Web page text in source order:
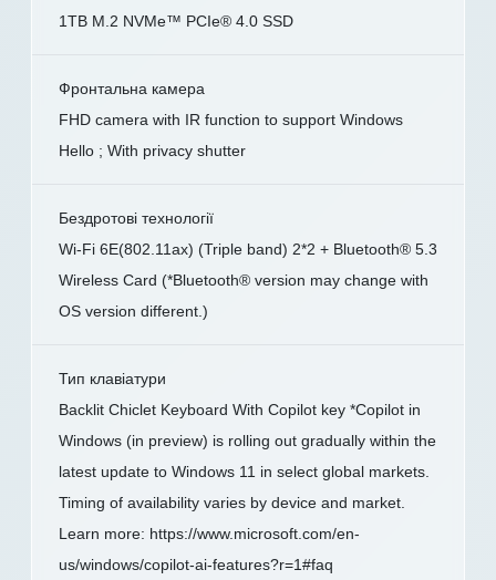
1TB M.2 NVMe™ PCIe® 4.0 SSD
Фронтальна камера
FHD camera with IR function to support Windows
Hello ; With privacy shutter
Бездротові технології
Wi-Fi 6E(802.11ax) (Triple band) 2*2 + Bluetooth® 5.3
Wireless Card (*Bluetooth® version may change with
OS version different.)
Тип клавіатури
Backlit Chiclet Keyboard With Copilot key *Copilot in
Windows (in preview) is rolling out gradually within the
latest update to Windows 11 in select global markets.
Timing of availability varies by device and market.
Learn more: https://www.microsoft.com/en-
us/windows/copilot-ai-features?r=1#faq